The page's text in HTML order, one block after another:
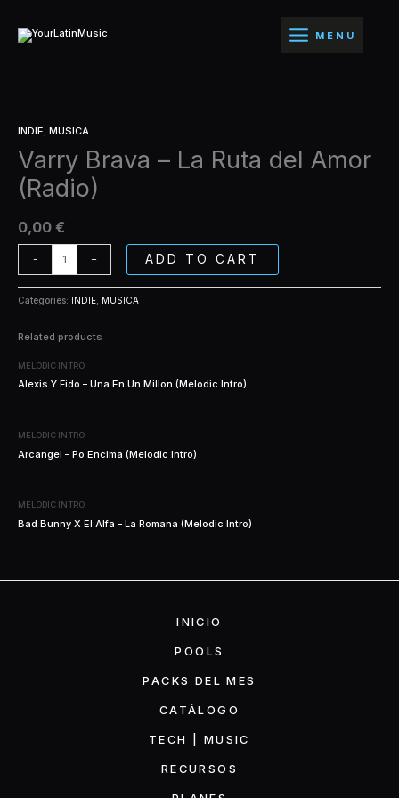
contenido
MENU
INDIE, MUSICA
Varry Brava – La Ruta del Amor
(Radio)
0,00 €
-
Brava
-
La
Ruta
Amor
quantity
+ ADD TO CART
Categories: INDIE MUSICA
Related products
MELODIC INTRO
Alexis Y Fido – Una En Un Millon (Melodic Intro)
MELODIC INTRO
Arcangel – Po Encima (Melodic Intro)
MELODIC INTRO
Bad Bunny X El Alfa – La Romana (Melodic Intro)
INICIO
POOLS
PACKS DEL MES
CATÁLOGO
TECH | MUSIC
RECURSOS
Ruta
del